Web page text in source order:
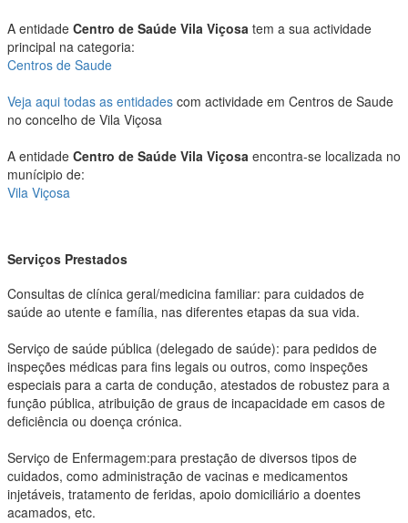
A entidade Centro de Saúde Vila Viçosa tem a sua actividade
principal na categoria:
Centros de Saude
Veja aqui todas as entidades com actividade em Centros de Saude
no concelho de Vila Viçosa
A entidade Centro de Saúde Vila Viçosa encontra-se localizada no
munícipio de:
Vila Viçosa
Serviços Prestados
Consultas de clínica geral/medicina familiar: para cuidados de
saúde ao utente e família, nas diferentes etapas da sua vida.
Serviço de saúde pública (delegado de saúde): para pedidos de
inspeções médicas para fins legais ou outros, como inspeções
especiais para a carta de condução, atestados de robustez para a
função pública, atribuição de graus de incapacidade em casos de
deficiência ou doença crónica.
Serviço de Enfermagem:para prestação de diversos tipos de
cuidados, como administração de vacinas e medicamentos
injetáveis, tratamento de feridas, apoio domiciliário a doentes
acamados, etc.